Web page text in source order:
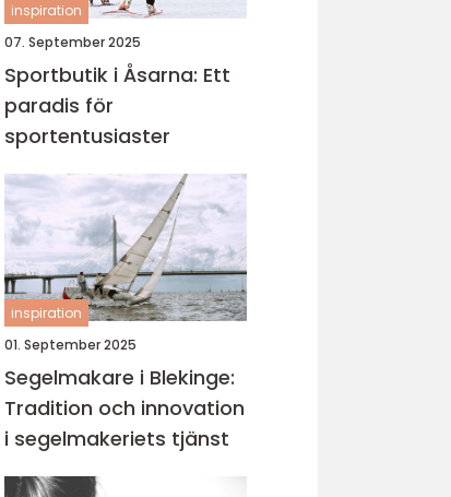
inspiration
07. September 2025
Sportbutik i Åsarna: Ett
paradis för
sportentusiaster
inspiration
01. September 2025
Segelmakare i Blekinge:
Tradition och innovation
i segelmakeriets tjänst